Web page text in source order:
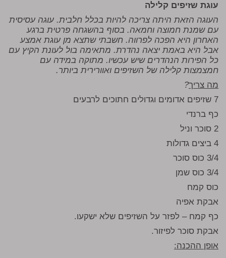
עוגת שזיפים קלילה
העוגה הזאת היתה צריכה להיות בכלל חלבית. עוגה עסיסית
עם שמנת חמוצה וחמאה. בסוף בהשגחה פרטית ברגע
האחרון היא הפכה לפרווה. חשבתי שתצא מן עוגת אמצע
אבל היא באמת יצאה נהדרת. מתאימה בול לעונת הקיץ עם
כל הפירות הנהדרים שיש עכשיו. מתוקה במידה עם
חמצמצות קלילה של השזיפים ואוורירית ביותר.
מה צריך?
7 שזיפים אדומים וגדולים חתוכים לרבעים
כף ברנדי
2 סוכר וניל
4 ביצים גדולות
3/4 כוס סוכר
3/4 כוס שמן
כוס קמח
אבקת אפיה
כף קמח – לפזר על השזיפים שלא ישקעו.
אבקת סוכר לפיזור.
אופן ההכנה: